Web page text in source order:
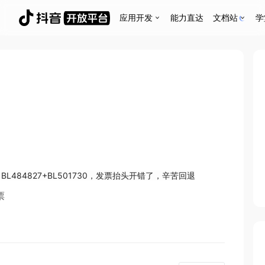
应用开发 能力直达 文档站
BL484827+BL501730，发票抬头开错了，辛苦回退